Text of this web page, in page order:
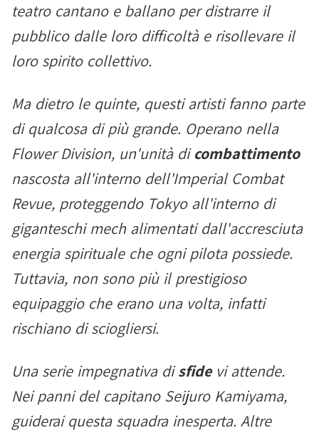
teatro cantano e ballano per distrarre il
pubblico dalle loro difficoltà e risollevare il
loro spirito collettivo.
Ma dietro le quinte, questi artisti fanno parte
di qualcosa di più grande. Operano nella
Flower Division, un'unità dicombattimento
nascosta all'interno dell'Imperial Combat
Revue, proteggendo Tokyo all'interno di
giganteschi mech alimentati dall'accresciuta
energia spirituale che ogni pilota possiede.
Tuttavia, non sono più il prestigioso
equipaggio che erano una volta, infatti
rischiano di sciogliersi.
Una serie impegnativa disfide vi attende.
Nei panni del capitano Seijuro Kamiyama,
guiderai questa squadra inesperta. Altre